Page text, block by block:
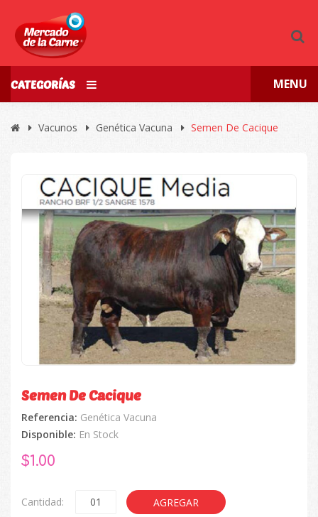
CATEGORÍAS MENU
Vacunos Genética Vacuna Semen De Cacique
🔍
Semen De Cacique
Referencia: Genética Vacuna
Disponible: En Stock
$1.00
Cantidad: AGREGAR